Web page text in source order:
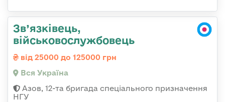
Зв’язківець,
військовослужбовець
від 25000 до 125000 грн
Вся Україна
Азов, 12-та бригада спеціального призначення
НГУ